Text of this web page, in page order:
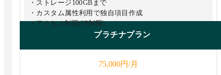
・ストレージ100GBまで
・カスタム属性利用で独自項目作成
・アクセス制限(IP制限)
※2027年1月1日からプランが変わります。詳しくはブロ
プラチナプラン
75,000円/月